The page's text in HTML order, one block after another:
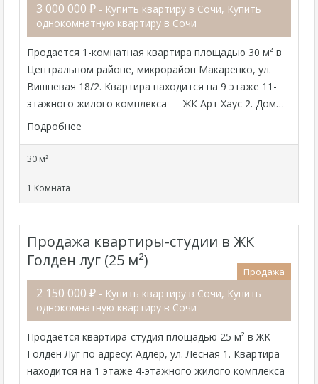
3 000 000 ₽ - Купить квартиру в Сочи, Купить
однокомнатную квартиру в Сочи
Продается 1-комнатная квартира площадью 30 м² в
Центральном районе, микрорайон Макаренко, ул.
Вишневая 18/2. Квартира находится на 9 этаже 11-
этажного жилого комплекса — ЖК Арт Хаус 2. Дом…
Подробнее
30 м²
1 Комната
Продажа квартиры-студии в ЖК
Голден луг (25 м²)
Продажа
2 150 000 ₽ - Купить квартиру в Сочи, Купить
однокомнатную квартиру в Сочи
Продается квартира-студия площадью 25 м² в ЖК
Голден Луг по адресу: Адлер, ул. Лесная 1. Квартира
находится на 1 этаже 4-этажного жилого комплекса